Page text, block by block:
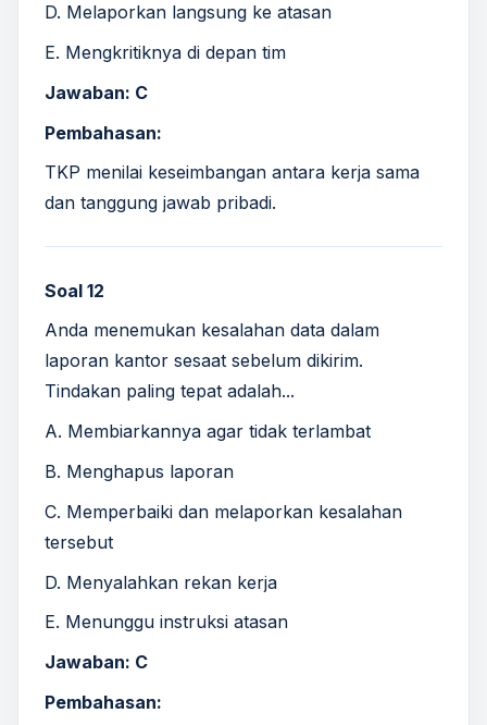
D. Melaporkan langsung ke atasan
E. Mengkritiknya di depan tim
Jawaban: C
Pembahasan:
TKP menilai keseimbangan antara kerja sama
dan tanggung jawab pribadi.
Soal 12
Anda menemukan kesalahan data dalam
laporan kantor sesaat sebelum dikirim.
Tindakan paling tepat adalah...
A. Membiarkannya agar tidak terlambat
B. Menghapus laporan
C. Memperbaiki dan melaporkan kesalahan
tersebut
D. Menyalahkan rekan kerja
E. Menunggu instruksi atasan
Jawaban: C
Pembahasan: